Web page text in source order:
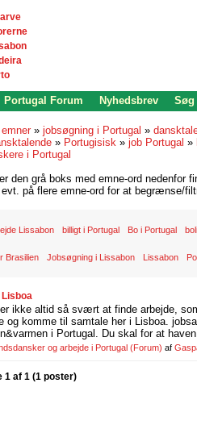
Portugal Forum Nyhedsbrev Søg
» jobsøgning i Portugal »
» Portugisisk » job Portugal »
i Portugal
den grå boks med emne-ord nedenfor
evt. på flere emne-ord for at begrænse/
Lissabon billigt i Portugal Bo i Portugal
Brasilien Jobsøgning i Lissabon Lissabon
Lisboa
ikke altid så svært at finde arbejde,
og komme til samtale her i Lisboa.
i Portugal. Du skal for at
og arbejde i Portugal (Forum) af
1 af 1 (1 poster)